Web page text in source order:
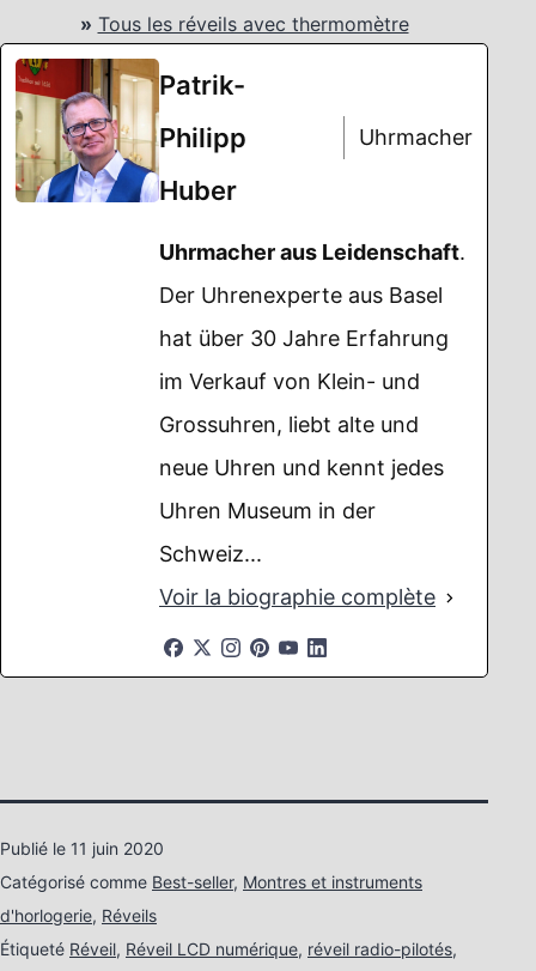
» Tous les réveils avec thermomètre
Patrik-
Philipp
Huber
Uhrmacher
Uhrmacher aus Leidenschaft.
Der Uhrenexperte aus Basel
hat über 30 Jahre Erfahrung
im Verkauf von Klein- und
Grossuhren, liebt alte und
neue Uhren und kennt jedes
Uhren Museum in der
Schweiz...
Voir la biographie complète
Publié le 11 juin 2020
Catégorisé comme Best-seller, Montres et instruments
d'horlogerie, Réveils
Étiqueté Réveil, Réveil LCD numérique, réveil radio-pilotés,